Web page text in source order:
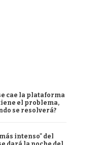
cae la plataforma
el problema,
se resolverá?
intenso" del